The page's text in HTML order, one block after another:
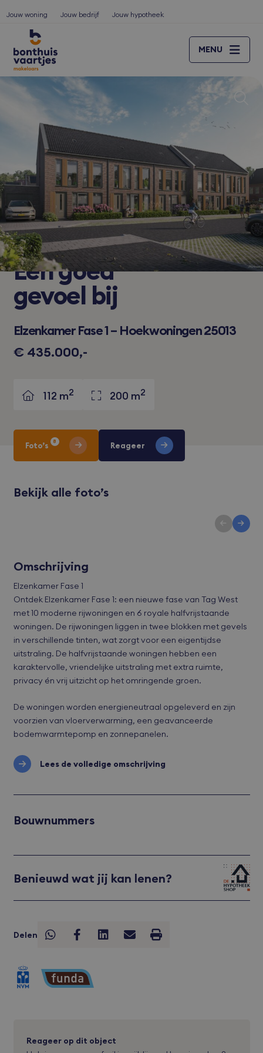
Jouw woning Jouw bedrijf Jouw hypotheek
MENU
Eengoed
gevoel bij
Elzenkamer Fase 1 – Hoekwoningen 25013
€ 435.000,-
112 m2 200 m2
Foto’s 8 Reageer
Bekijk alle foto’s
Omschrijving
Elzenkamer Fase 1
Ontdek Elzenkamer Fase 1: een nieuwe fase van Tag West
met 10 moderne rijwoningen en 6 royale halfvrijstaande
woningen. De rijwoningen liggen in twee blokken met gevels
in verschillende tinten, wat zorgt voor een eigentijdse
uitstraling. De halfvrijstaande woningen hebben een
karaktervolle, vriendelijke uitstraling met extra ruimte,
privacy én vrij uitzicht op het omringende groen.
De woningen worden energieneutraal opgeleverd en zijn
voorzien van vloerverwarming, een geavanceerde
bodemwarmtepomp en zonnepanelen.
Lees de volledige omschrijving
Bouwnummers
Benieuwd wat jij kan lenen?
Delen
Reageer op dit object